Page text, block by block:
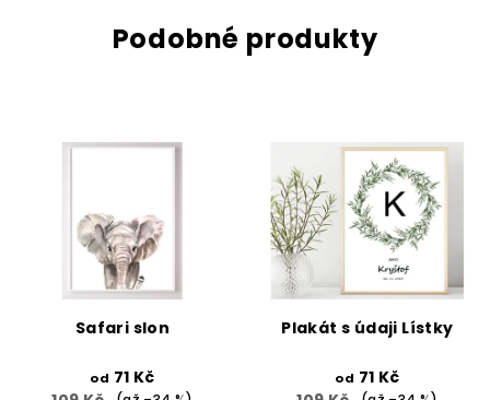
Podobné produkty
Safari slon
od 71 Kč
Plakát s údaji Lístky
od 71 Kč